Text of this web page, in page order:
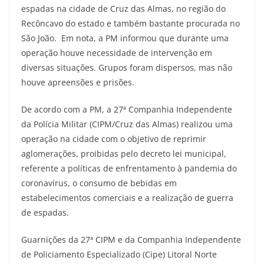
espadas na cidade de Cruz das Almas, no região do
Recôncavo do estado e também bastante procurada no
São João. Em nota, a PM informou que durante uma
operação houve necessidade de intervenção em
diversas situações. Grupos foram dispersos, mas não
houve apreensões e prisões.
De acordo com a PM, a 27ª Companhia Independente
da Polícia Militar (CIPM/Cruz das Almas) realizou uma
operação na cidade com o objetivo de reprimir
aglomerações, proibidas pelo decreto lei municipal,
referente a políticas de enfrentamento à pandemia do
coronavírus, o consumo de bebidas em
estabelecimentos comerciais e a realização de guerra
de espadas.
Guarnições da 27ª CIPM e da Companhia Independente
de Policiamento Especializado (Cipe) Litoral Norte